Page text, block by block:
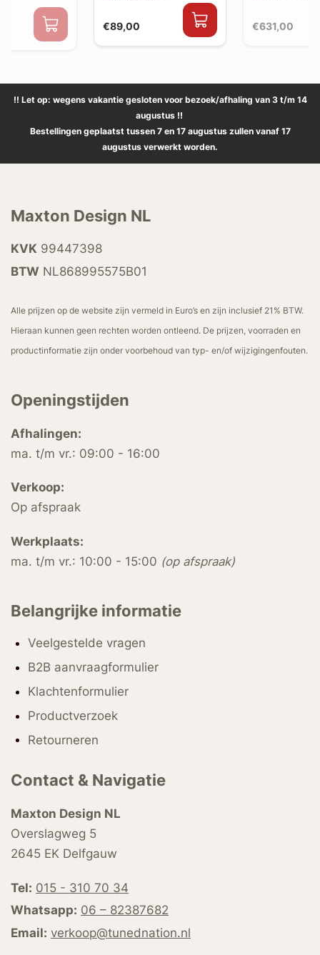
€89,00 €631,00
!! Let op: wegens vakantie gesloten voor bezoek/afhaling van 3 t/m 14
augustus !!
Bestellingen geplaatst tussen 7 en 17 augustus zullen vanaf 17
augustus verwerkt worden.
Maxton Design NL
KVK 99447398
BTW NL868995575B01
Alle prijzen op de website zijn vermeld in Euro’s en zijn inclusief 21% BTW.
Hieraan kunnen geen rechten worden ontleend. De prijzen, voorraden en
productinformatie zijn onder voorbehoud van typ- en/of wijzigingenfouten.
Openingstijden
Afhalingen:
ma. t/m vr.: 09:00 - 16:00
Verkoop:
Op afspraak
Werkplaats:
ma. t/m vr.: 10:00 - 15:00 (op afspraak)
Belangrijke informatie
Veelgestelde vragen
B2B aanvraagformulier
Klachtenformulier
Productverzoek
Retourneren
Contact & Navigatie
Maxton Design NL
Overslagweg 5
2645 EK Delfgauw
Tel: 015 - 310 70 34
Whatsapp: 06 – 82387682
Email: verkoop@tunednation.nl